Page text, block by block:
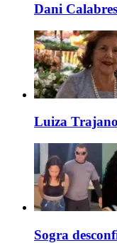
Dani
Luiza
Sogra